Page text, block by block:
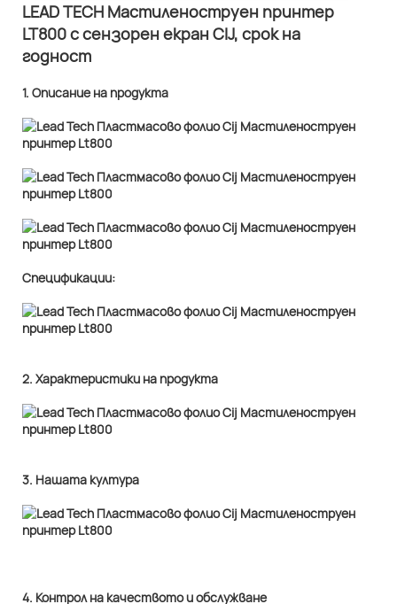
LEAD TECH Мастиленоструен принтер
LT800 с сензорен екран CIJ, срок на
годност
1. Описание на продукта
Спецификации:
2. Характеристики на продукта
3. Нашата култура
4. Контрол на качеството и обслужване